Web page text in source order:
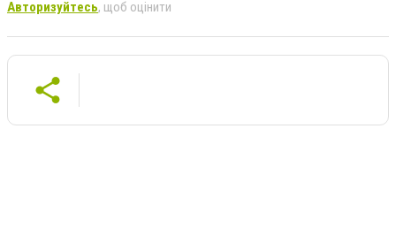
Авторизуйтесь, щоб оцінити